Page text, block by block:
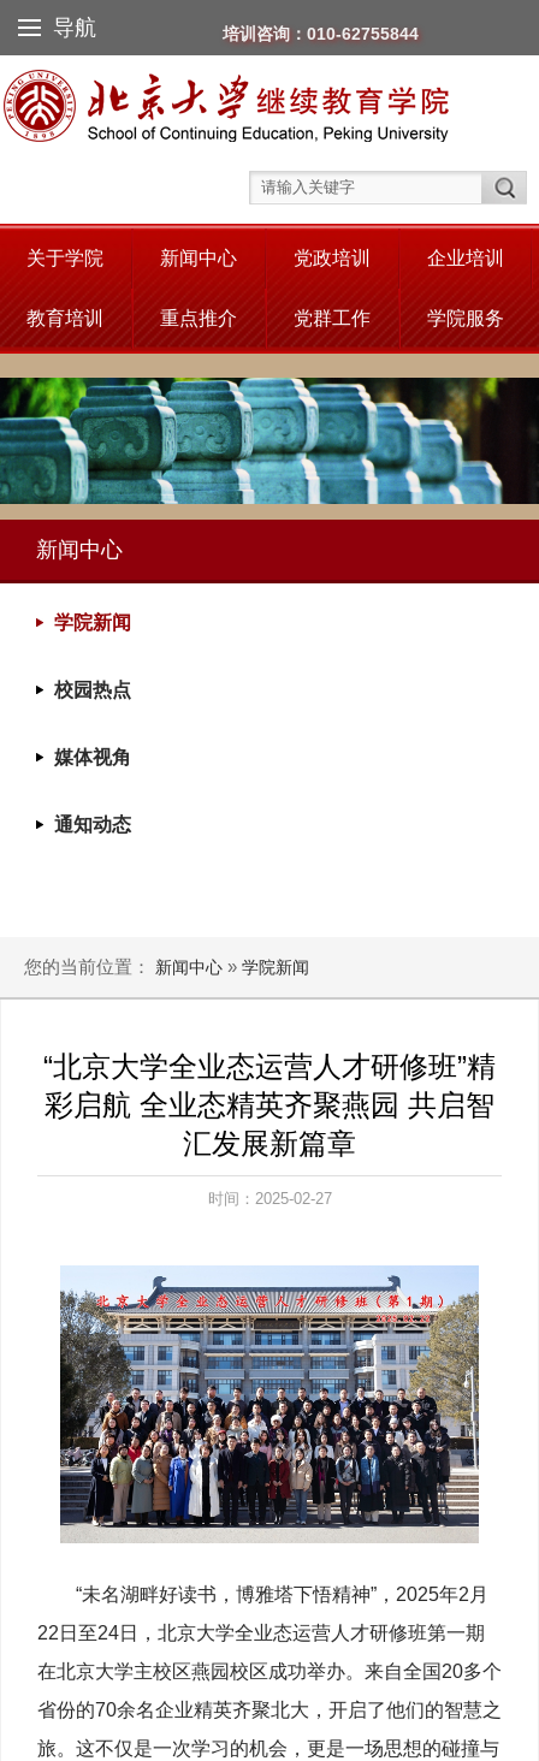
导航 培训咨询：010-62755844
关于学院 新闻中心 党政培训 企业培训
教育培训 重点推介 党群工作 学院服务
新闻中心
学院新闻
校园热点
媒体视角
通知动态
您的当前位置： 新闻中心 » 学院新闻
“北京大学全业态运营人才研修班”精
彩启航 全业态精英齐聚燕园 共启智
汇发展新篇章
时间：2025-02-27
“未名湖畔好读书，博雅塔下悟精神”，2025年2月
22日至24日，北京大学全业态运营人才研修班第一期
在北京大学主校区燕园校区成功举办。来自全国20多个
省份的70余名企业精英齐聚北大，开启了他们的智慧之
旅。这不仅是一次学习的机会，更是一场思想的碰撞与